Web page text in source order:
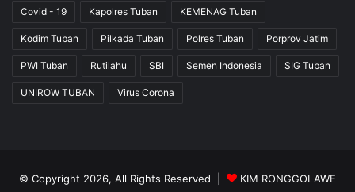
Covid - 19 Kapolres Tuban KEMENAG Tuban
Kodim Tuban Pilkada Tuban Polres Tuban Porprov Jatim
PWI Tuban Rutilahu SBI Semen Indonesia SIG Tuban
UNIROW TUBAN Virus Corona
© Copyright 2026, All Rights Reserved | KIM RONGGOLAWE